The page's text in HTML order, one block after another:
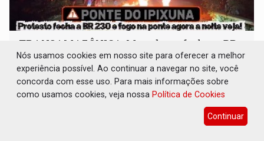
TRANSAMAZÔNICA: Moradores fecham BR-
230 em protesto contra falta de energia há
três dias
Geral 31 de Julho de 2026 às 08:30
A interrupção no fornecimento de energia vem
Nós usamos cookies em nosso site para oferecer a melhor
experiência possível. Ao continuar a navegar no site, você
concorda com esse uso. Para mais informações sobre
como usamos cookies, veja nossa Política de Cookies
Continuar